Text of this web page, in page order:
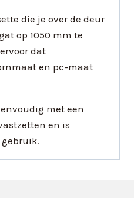
die je over de deur
op 1050 mm te
dat
en pc-maat
met een
en is